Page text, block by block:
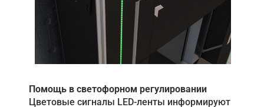
Помощь в светофорном регулировании
Цветовые сигналы LED-ленты информируют